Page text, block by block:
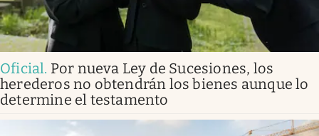
Oficial. Por nueva Ley de Sucesiones, los
herederos no obtendrán los bienes aunque lo
determine el testamento